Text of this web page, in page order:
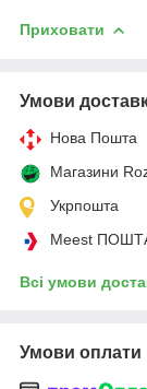
Приховати
Умови
Нова Пошта
Магазини
Укрпошта
Meest
Всі умови
Умови оплати